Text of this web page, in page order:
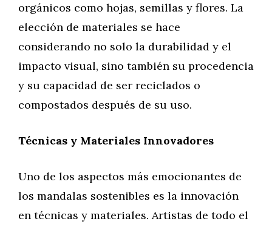
orgánicos como hojas, semillas y flores. La
elección de materiales se hace
considerando no solo la durabilidad y el
impacto visual, sino también su procedencia
y su capacidad de ser reciclados o
compostados después de su uso.
Técnicas y Materiales Innovadores
Uno de los aspectos más emocionantes de
los mandalas sostenibles es la innovación
en técnicas y materiales. Artistas de todo el